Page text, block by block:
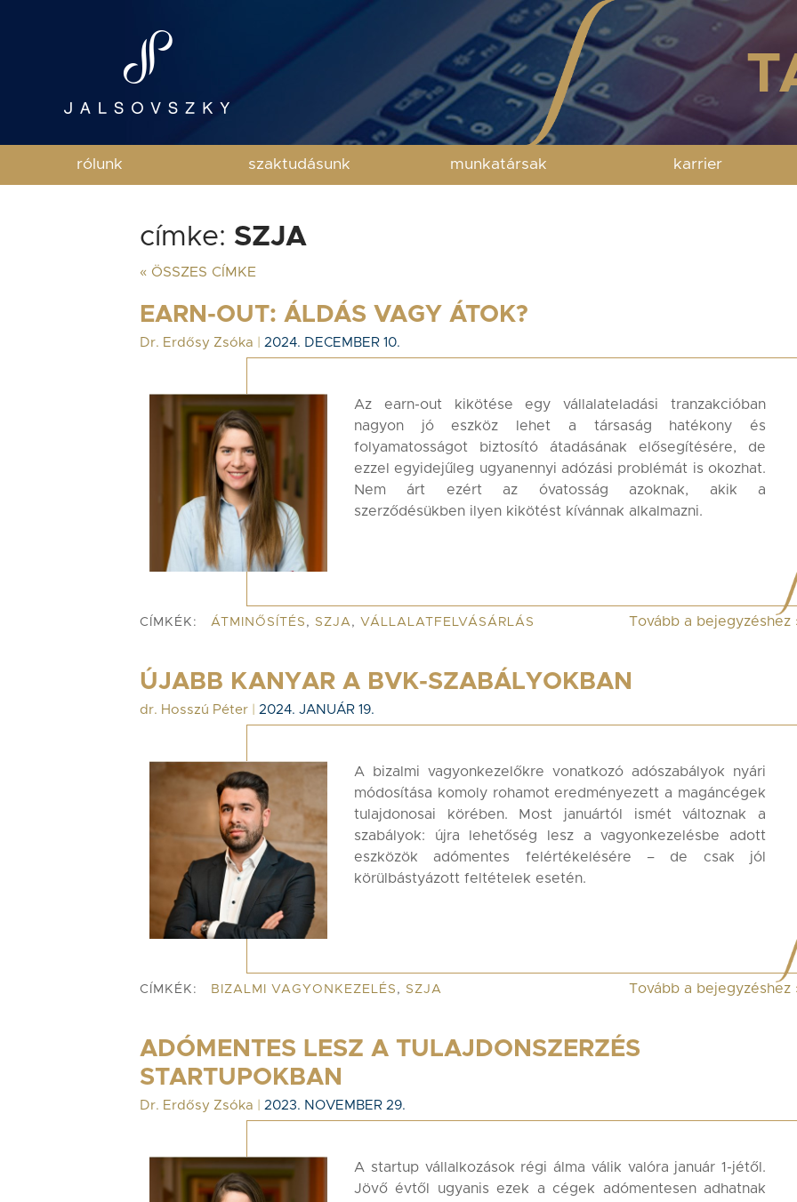
rólunk szaktudásunk munkatársak karrier
címke: SZJA
« ÖSSZES CÍMKE
EARN-OUT: ÁLDÁS VAGY ÁTOK?
Dr. Erdősy Zsóka 2024. DECEMBER 10.
Az earn-out kikötése egy vállalateladási tranzakcióban
nagyon jó eszköz lehet a társaság hatékony és
folyamatosságot biztosító átadásának elősegítésére, de
ezzel egyidejűleg ugyanennyi adózási problémát is okozhat.
Nem árt ezért az óvatosság azoknak, akik a
szerződésükben ilyen kikötést kívánnak alkalmazni.
CÍMKÉK: ÁTMINŐSÍTÉS , SZJA, VÁLLALATFELVÁSÁRLÁS Tovább a bejegyzéshez
ÚJABB KANYAR A BVK-SZABÁLYOKBAN
dr. Hosszú Péter 2024. JANUÁR 19.
A bizalmi vagyonkezelőkre vonatkozó adószabályok nyári
módosítása komoly rohamot eredményezett a magáncégek
tulajdonosai körében. Most januártól ismét változnak a
szabályok: újra lehetőség lesz a vagyonkezelésbe adott
eszközök adómentes felértékelésére – de csak jól
körülbástyázott feltételek esetén.
CÍMKÉK: BIZALMI VAGYONKEZELÉS , SZJA Tovább a bejegyzéshez
ADÓMENTES LESZ A TULAJDONSZERZÉS
STARTUPOKBAN
Dr. Erdősy Zsóka 2023. NOVEMBER 29.
A startup vállalkozások régi álma válik valóra január 1-jétől.
Jövő évtől ugyanis ezek a cégek adómentesen adhatnak